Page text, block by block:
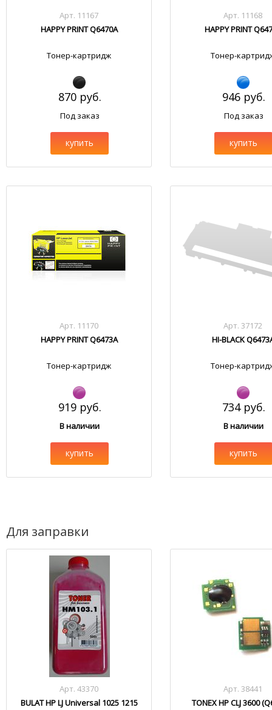
Арт. 11167
HAPPY PRINT Q6470A
Тонер-картридж
870 руб.
Под заказ
купить
Арт. 11168
HAPPY PRINT
Тонер-
946 руб.
Под заказ
купить
Арт. 11170
HAPPY PRINT Q6473A
Тонер-картридж
919 руб.
В наличии
купить
Арт. 37172
HI-BLACK
Тонер-
734 руб.
В наличии
купить
Для заправки
Арт. 43370
BULAT HP LJ Universal 1025 1215
Арт. 38441
TONEX HP CLJ 3600